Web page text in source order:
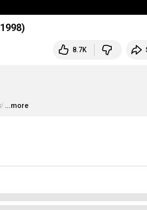
8.7K
…
...more